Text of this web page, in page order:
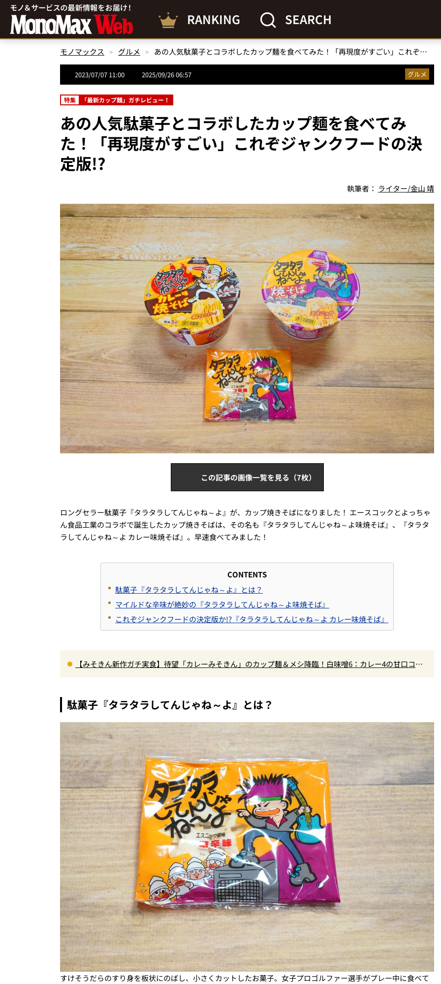
RANKING SEARCH
モノマックス グルメ あの人気駄菓子とコラボしたカップ麺を食べてみた！「再現度がすごい」これぞジャンクフードの決定版!?
2023/07/07 11:00 2025/09/26 06:57 グルメ
特集 「最新カップ麺」ガチレビュー！
あの人気駄菓子とコラボしたカップ麺を食べてみ
た！「再現度がすごい」これぞジャンクフードの決
定版!?
執筆者： ライター/金山 靖
この記事の画像一覧を見る（7枚）
ロングセラー駄菓子『タラタラしてんじゃね～よ』が、カップ焼きそばになりました！ エースコックとよっちゃ
ん食品工業のコラボで誕生したカップ焼きそばは、その名も『タラタラしてんじゃね～よ味焼そば』、『タラタ
ラしてんじゃね～よ カレー味焼そば』。早速食べてみました！
CONTENTS
駄菓子『タラタラしてんじゃね～よ』とは？
マイルドな辛味が絶妙の『タラタラしてんじゃね～よ味焼そば』
これぞジャンクフードの決定版か!?『タラタラしてんじゃね～よ カレー味焼そば』
【みそきん新作ガチ実食】待望「カレーみそきん」のカップ麺＆メシ降臨！白味噌6：カレー4の甘口コク
駄菓子『タラタラしてんじゃね～よ』とは？
すけそうだらのすり身を板状にのばし、小さくカットしたお菓子。女子プロゴルファー選手がプレー中に食べて